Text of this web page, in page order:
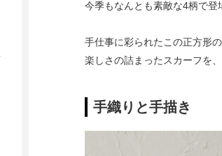
今季もなんとも素敵な4柄で登
手仕事に彩られたこの正方形
楽しさの詰まったスカーフを
手織りと手描き